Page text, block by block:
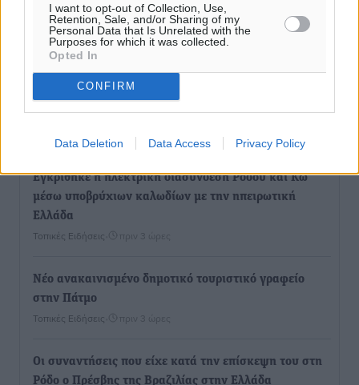
I want to opt-out of Collection, Use,
Retention, Sale, and/or Sharing of my
Personal Data that Is Unrelated with the
Purposes for which it was collected.
Opted In
CONFIRM
Data Deletion Data Access Privacy Policy
Η Meridiam ξεκλειδώνει τις έρευνες βυθού στη
θαλάσσια περιοχή Κάσου και Καρπάθου
Τοπικές Ειδήσεις
εκδήλωση για τους αυτοδιοικητικούς της Κω
πριν 3 ώρες
Εγκρίθηκε η ηλεκτρική διασύνδεση Ρόδου και Κω
μέσω υποβρύχιων καλωδίων με την ηπειρωτική
Ελλάδα
Τοπικές Ειδήσεις πριν 3 ώρες
Νέο ανακαινισμένο δημοτικό τουριστικό γραφείο
στην Πάτμο
Τοπικές Ειδήσεις πριν 3 ώρες
Οι συναντήσεις που είχε κατά την επίσκεψη του στη
Ρόδο ο Πρέσβης της Βραζιλίας στην Ελλάδα